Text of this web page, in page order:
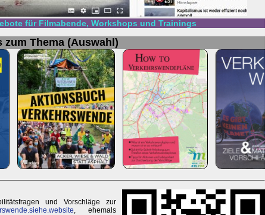
für Filmabende, Workshops und Trainings
zum Thema (Auswahl)
und Vorschläge zur
, ehemals